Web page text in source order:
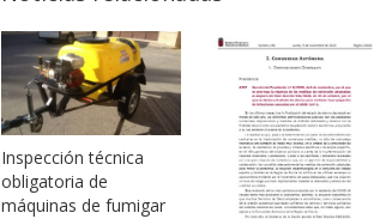
Inspección técnica
obligatoria de
máquinas de fumigar